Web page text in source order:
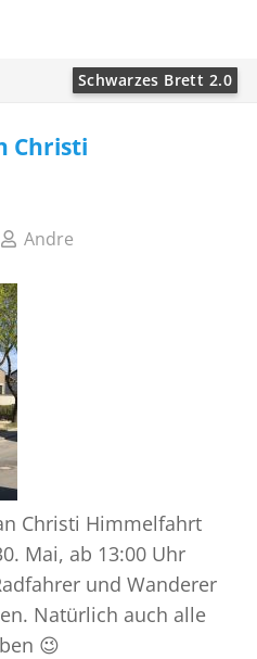
Schwarzes Brett 2.0
Christi
Andre
Christi Himmelfahrt
Mai, ab 13:00 Uhr
und Wanderer
Natürlich auch alle
😉